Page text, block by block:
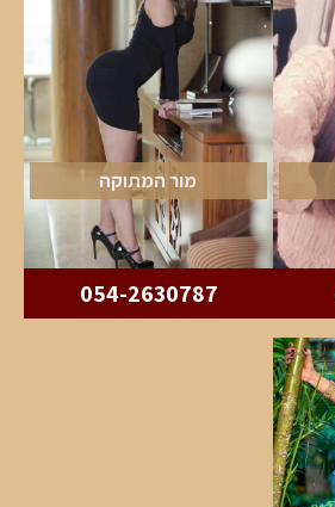
מור המתוקה
054-2630787